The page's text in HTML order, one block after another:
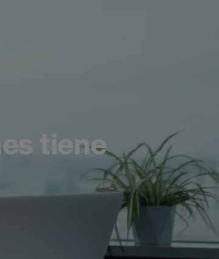
tiene